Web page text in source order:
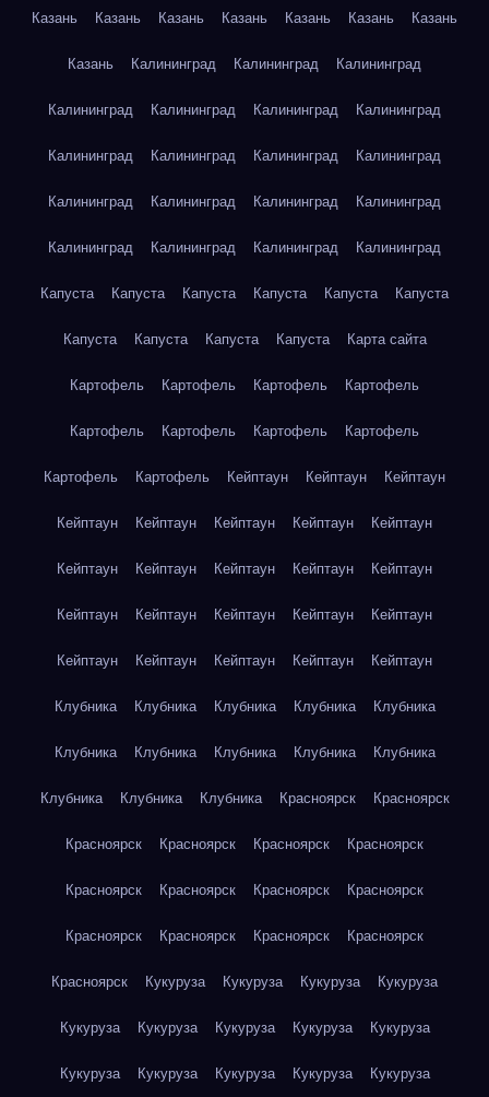
Казань Казань Казань Казань Казань Казань Казань
Казань Калининград Калининград Калининград
Калининград Калининград Калининград Калининград
Калининград Калининград Калининград Калининград
Калининград Калининград Калининград Калининград
Калининград Калининград Калининград Калининград
Капуста Капуста Капуста Капуста Капуста Капуста
Капуста Капуста Капуста Капуста Карта сайта
Картофель Картофель Картофель Картофель
Картофель Картофель Картофель Картофель
Картофель Картофель Кейптаун Кейптаун Кейптаун
Кейптаун Кейптаун Кейптаун Кейптаун Кейптаун
Кейптаун Кейптаун Кейптаун Кейптаун Кейптаун
Кейптаун Кейптаун Кейптаун Кейптаун Кейптаун
Кейптаун Кейптаун Кейптаун Кейптаун Кейптаун
Клубника Клубника Клубника Клубника Клубника
Клубника Клубника Клубника Клубника Клубника
Клубника Клубника Клубника Красноярск Красноярск
Красноярск Красноярск Красноярск Красноярск
Красноярск Красноярск Красноярск Красноярск
Красноярск Красноярск Красноярск Красноярск
Красноярск Кукуруза Кукуруза Кукуруза Кукуруза
Кукуруза Кукуруза Кукуруза Кукуруза Кукуруза
Кукуруза Кукуруза Кукуруза Кукуруза Кукуруза